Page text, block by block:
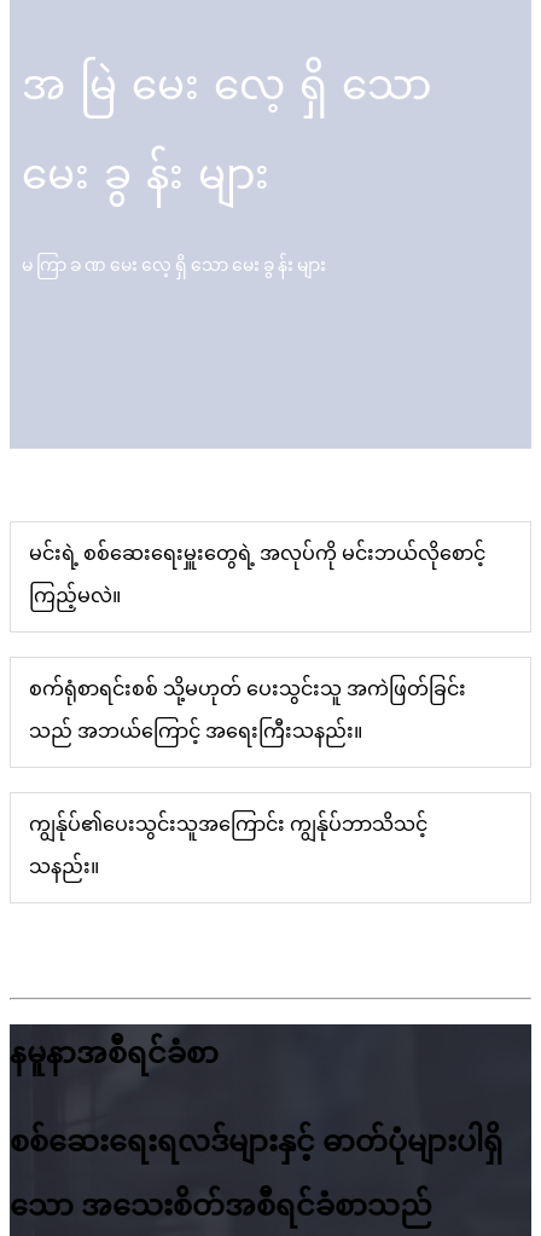
အမြဲမေးလေ့ရှိသော
မေးခွန်းများ
မကြာခဏမေးလေ့ရှိသောမေးခွန်းများ
မင်းရဲ့ စစ်ဆေးရေးမှူးတွေရဲ့ အလုပ်ကို မင်းဘယ်လိုစောင့်
ကြည့်မလဲ။
စက်ရုံစာရင်းစစ် သို့မဟုတ် ပေးသွင်းသူ အကဲဖြတ်ခြင်း
သည် အဘယ်ကြောင့် အရေးကြီးသနည်း။
ကျွန်ုပ်၏ပေးသွင်းသူအကြောင်း ကျွန်ုပ်ဘာသိသင့်
သနည်း။
နမူနာအစီရင်ခံစာ
စစ်ဆေးရေးရလဒ်များနှင့် ဓာတ်ပုံများပါရှိ
သော အသေးစိတ်အစီရင်ခံစာသည်